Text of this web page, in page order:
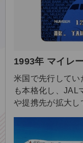
1993年 マイレ
米国で先行してい
も本格化し、JAL
や提携先が拡大し